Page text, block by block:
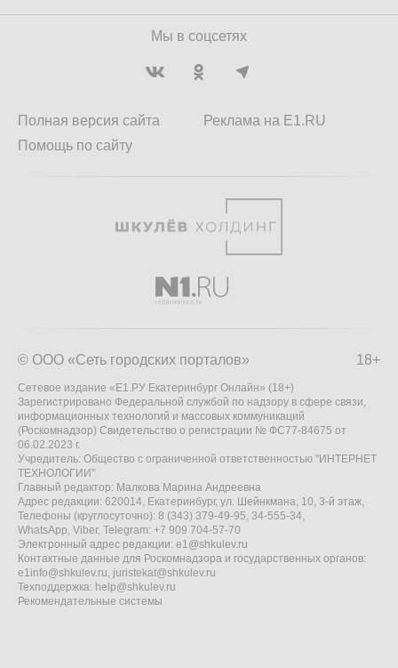
Мы в соцсетях
Полная версия сайта
Помощь по сайту
Реклама на E1.RU
18+
© ООО «Сеть городских порталов»
Сетевое издание «Е1.РУ Екатеринбург Онлайн» (18+)
Зарегистрировано Федеральной службой по надзору в сфере связи,
информационных технологий и массовых коммуникаций
(Роскомнадзор) Свидетельство о регистрации № ФС77-84675 от
06.02.2023 г.
Учредитель: Общество с ограниченной ответственностью "ИНТЕРНЕТ
ТЕХНОЛОГИИ"
Главный редактор: Малкова Марина Андреевна
Адрес редакции: 620014, Екатеринбург, ул. Шейнкмана, 10, 3-й этаж,
Телефоны (круглосуточно): 8 (343) 379-49-95, 34-555-34,
WhatsApp, Viber, Telegram: +7 909 704-57-70
Электронный адрес редакции: e1@shkulev.ru
Контактные данные для Роскомнадзора и государственных органов:
e1info@shkulev.ru, juristekat@shkulev.ru
Техподдержка: help@shkulev.ru
Рекомендательные системы